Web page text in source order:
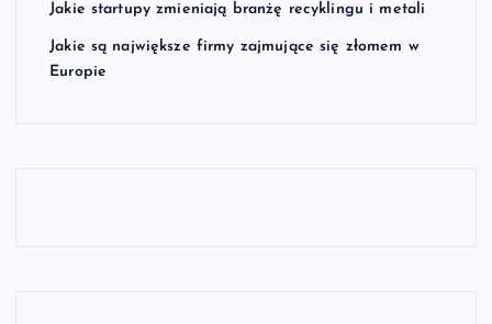
Jakie startupy zmieniają branżę recyklingu i metali
Jakie są największe firmy zajmujące się złomem w
Europie